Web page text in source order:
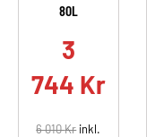
80L
3
744 Kr
6 010Krinkl.